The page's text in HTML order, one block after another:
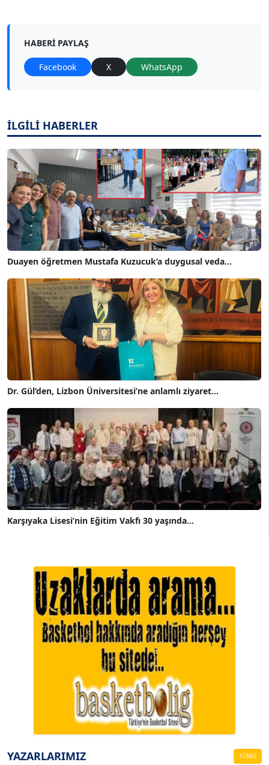
HABERI PAYLAŞ
Facebook X WhatsApp
İLGİLİ HABERLER
Duayen öğretmen Mustafa Kuzucuk’a duygusal veda...
Dr. Gül’den, Lizbon Üniversitesi’ne anlamlı ziyaret...
Karşıyaka Lisesi’nin Eğitim Vakfı 30 yaşında...
YAZARLARIMIZ TÜMÜ
A. BAHRİ VRESKALA
Köşe Yazarı
ESAT ERÇETİNGÖZ